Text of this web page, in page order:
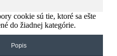
cookie sú tie, ktoré sa ešte
do žiadnej kategórie.
Popis